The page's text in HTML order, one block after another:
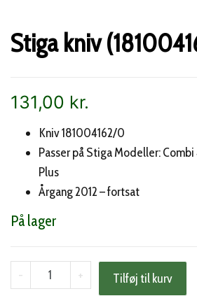
Stiga kniv
131,00 kr.
Kniv 181004162/0
Passer på Stiga Modeller:
Plus
Årgang 2012 – fortsat
På lager
-
Stiga
kniv
+ Tilføj til kurv